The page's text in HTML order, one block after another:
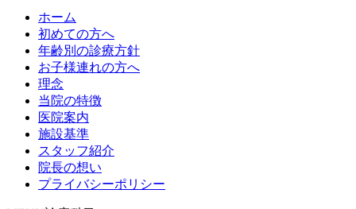
ホーム
初めての方へ
年齢別の診療方針
お子様連れの方へ
理念
当院の特徴
医院案内
施設基準
スタッフ紹介
院長の想い
プライバシーポリシー